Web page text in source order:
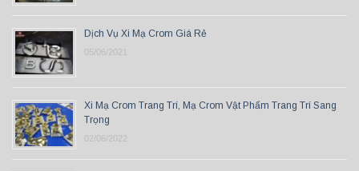
Dịch Vụ Xi Mạ Crom Giá Rẻ
05/06/2021
Xi Mạ Crom Trang Trí, Mạ Crom Vật Phẩm Trang Trí Sang
Trọng
02/06/2022